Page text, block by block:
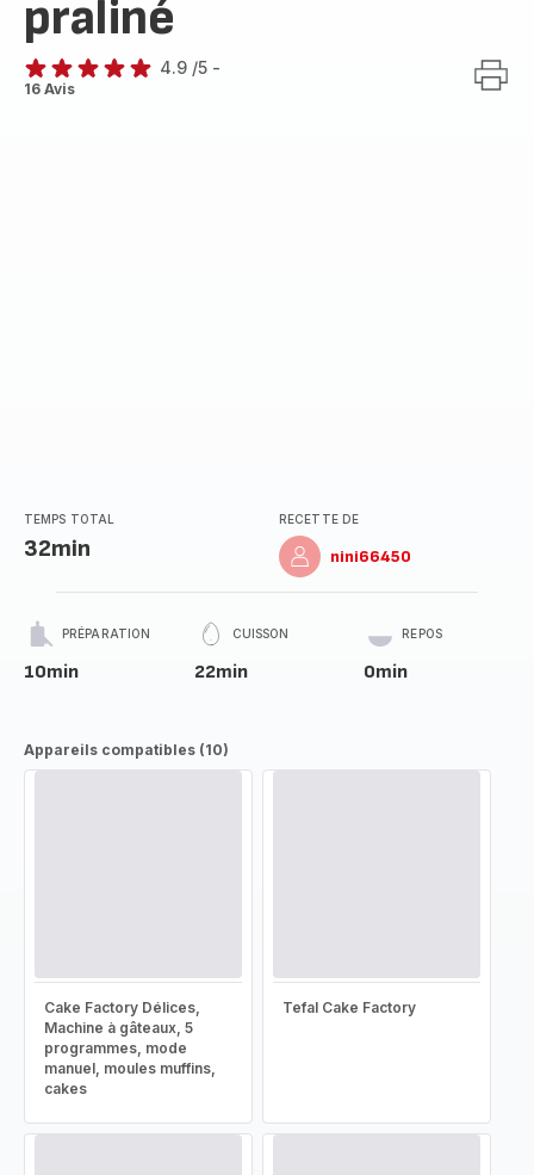
praliné
ratings.4.9
4.9 /5 -
16 Avis
TEMPS TOTAL
32min
RECETTE DE
nini66450
PRÉPARATION
10min
CUISSON
22min
REPOS
0min
Appareils compatibles (10)
Cake Factory Délices,
Machine à gâteaux, 5
programmes, mode
manuel, moules muffins,
cakes
Tefal Cake Factory